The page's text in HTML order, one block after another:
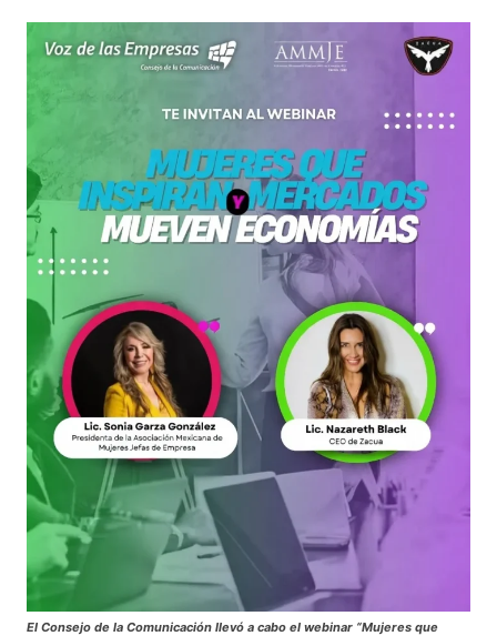
El Consejo de la Comunicación llevó a cabo el webinar “Mujeres que